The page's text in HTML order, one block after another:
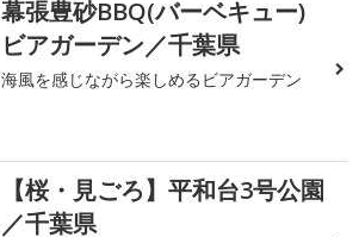
幕張豊砂BBQ(バーベキュー)
ビアガーデン／千葉県
海風を感じながら楽しめるビアガーデン
【桜・見ごろ】平和台3号公園
／千葉県